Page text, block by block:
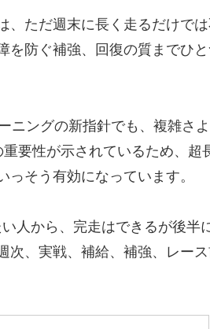
、ただ週末に長く走るだけで
を防ぐ補強、回復の質までひ
ニングの新指針でも、複雑さ
要性が示されているため、超
そう有効になっています。
人から、完走はできるが後半
次、実戦、補給、補強、レー